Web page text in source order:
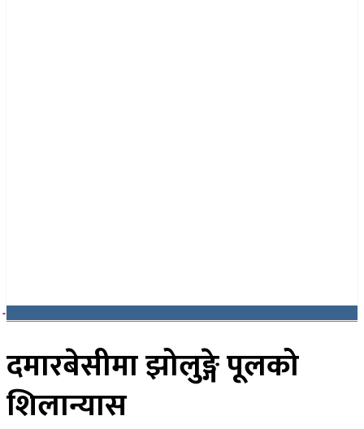
दमारबेसीमा झोलुङ्गे पूलको
शिलान्यास